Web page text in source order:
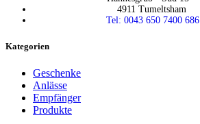
4911 Tumeltsham
Tel: 0043 650 7400 686
Kategorien
Geschenke
Anlässe
Empfänger
Produkte